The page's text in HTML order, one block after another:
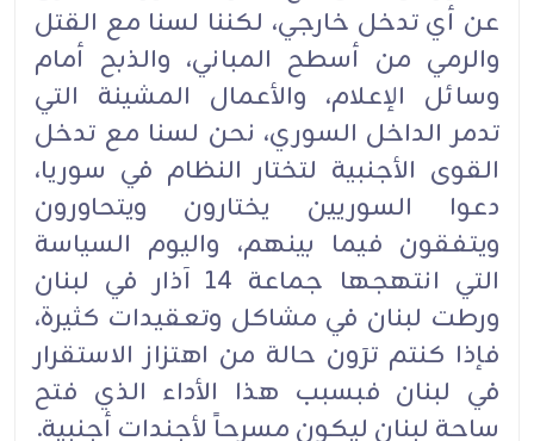
عن أي تدخل خارجي، لكننا لسنا مع القتل
والرمي من أسطح المباني، والذبح أمام
وسائل الإعلام، والأعمال المشينة التي
تدمر الداخل السوري، نحن لسنا مع تدخل
القوى الأجنبية لتختار النظام في سوريا،
دعوا السوريين يختارون ويتحاورون
ويتفقون فيما بينهم، واليوم السياسة
التي انتهجها جماعة 14 آذار في لبنان
ورطت لبنان في مشاكل وتعقيدات كثيرة،
فإذا كنتم ترَون حالة من اهتزاز الاستقرار
في لبنان فبسبب هذا الأداء الذي فتح
ساحة لبنان ليكون مسرحاً لأجندات أجنبية.